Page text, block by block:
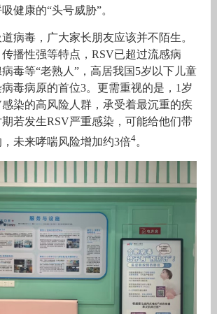
健康的“头号威胁”。
病毒，广大家长朋友应该并不陌生。
播性强等特点，RSV已超过流感病
毒等“老熟人”，高居我国5岁以下儿童
毒病原的首位3。更需重视的是，1岁
感染的高风险人群，承受着最沉重的疾
若发生RSV严重感染，可能给他们带
未来哮喘风险增加约3倍4。